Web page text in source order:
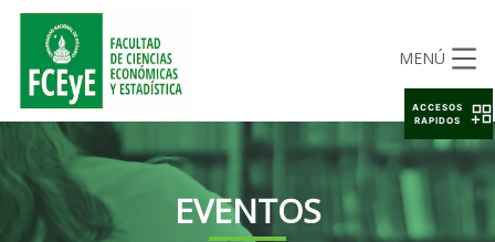
MENÚ
EVENTOS
ACCESOS
RAPIDOS